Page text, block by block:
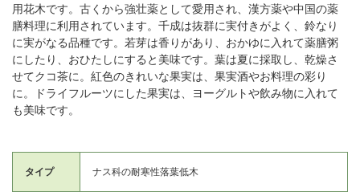
用花木です。古くから強壮薬として愛用され、漢方薬や中国の薬
膳料理に利用されています。千成は抜群に実付きがよく、鈴なり
に実がなる品種です。若芽は香りがあり、おかゆに入れて薬膳粥
にしたり、おひたしにすると美味です。葉は夏に採取し、乾燥さ
せてクコ茶に。紅色のきれいな果実は、果実酒やお料理の彩り
に。ドライフルーツにした果実は、ヨーグルトや飲み物に入れて
も美味です。
タイプ ナス科の耐寒性落葉低木